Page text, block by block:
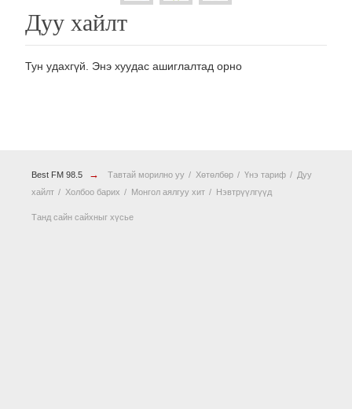
Дуу хайлт
Тун удахгүй. Энэ хуудас ашиглалтад орно
Best FM 98.5 → Тавтай морилно уу Хөтөлбөр Үнэ тариф
Дуу
хайлт
Холбоо барих Монгол аялгуу хит Нэвтрүүлгүүд
Танд сайн сайхныг хүсье